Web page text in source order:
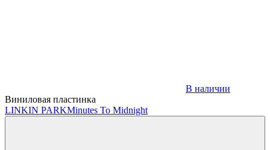
В наличии
Виниловая пластинка
LINKIN PARKMinutes To Midnight